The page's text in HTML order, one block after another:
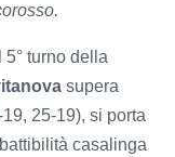
5° turno della
supera
25-19), si porta
casalinga